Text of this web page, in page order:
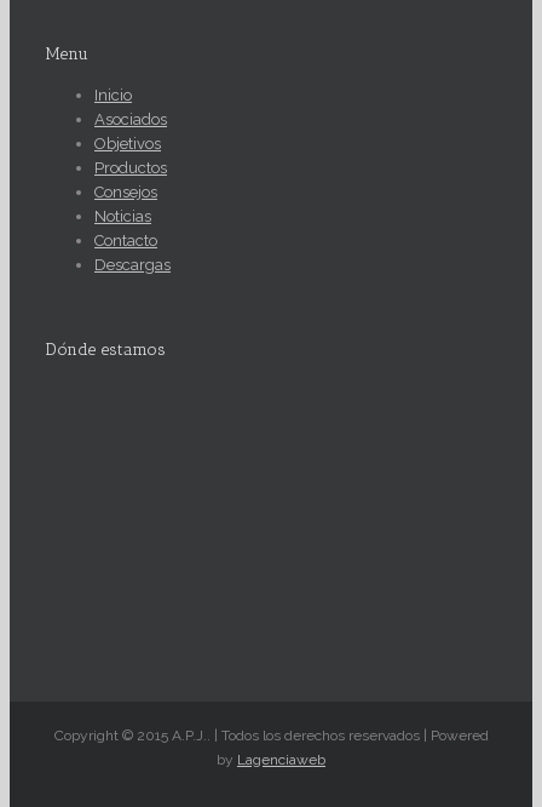
Menu
Inicio
Asociados
Objetivos
Productos
Consejos
Noticias
Contacto
Descargas
Dónde estamos
Copyright © 2015 A.P.J.. | Todos los derechos reservados | Powered
by Lagenciaweb